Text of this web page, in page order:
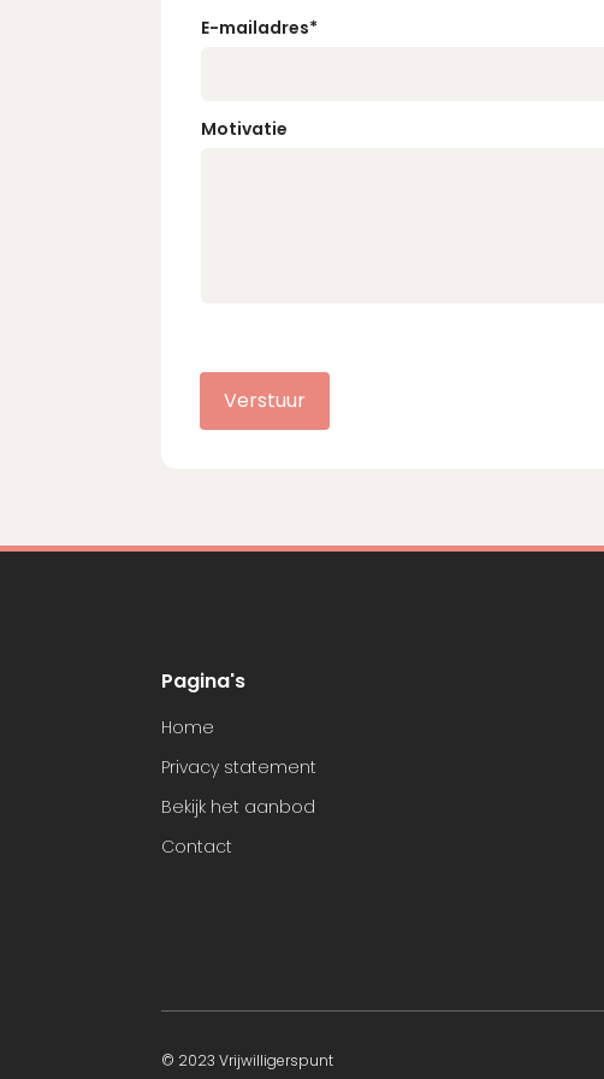
E-mailadres*
Motivatie
Verstuur
Pagina's
Home
Privacy statement
Bekijk het aanbod
Contact
© 2023 Vrijwilligerspunt